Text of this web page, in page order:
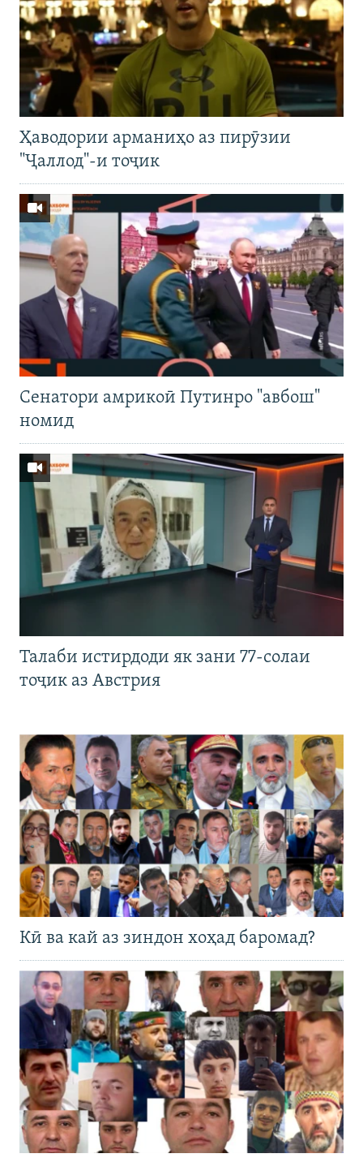
Ҳаводории арманиҳо аз пирӯзии
"Ҷаллод"-и тоҷик
Cенатори амрикоӣ Путинро "авбош"
номид
Талаби истирдоди як зани 77-солаи
тоҷик аз Австрия
Кӣ ва кай аз зиндон хоҳад баромад?